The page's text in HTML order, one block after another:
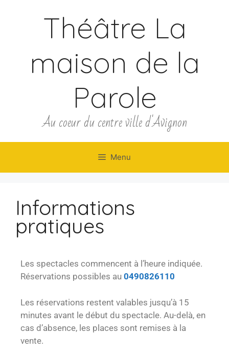
Théâtre La
maison de la
Parole
Au coeur du centre ville d'Avignon
Menu
Informations
pratiques
Les spectacles commencent à l’heure indiquée.
Réservations possibles au 0490826110
Les réservations restent valables jusqu’à 15
minutes avant le début du spectacle. Au-delà, en
cas d’absence, les places sont remises à la
vente.